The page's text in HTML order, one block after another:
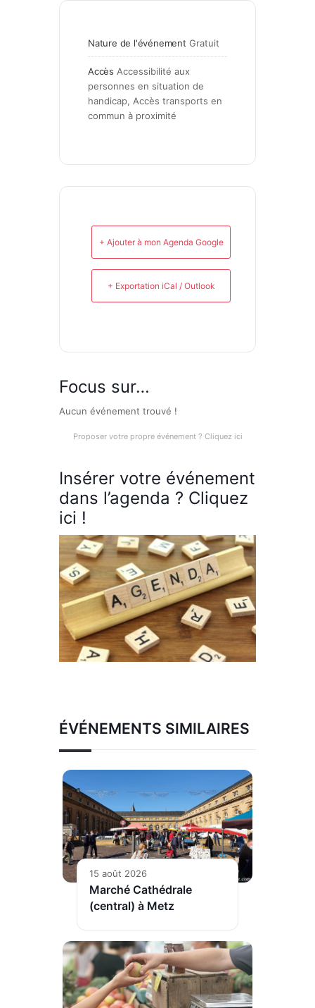
Nature de l'événement Gratuit
Accès Accessibilité aux
personnes en situation de
handicap, Accès transports en
commun à proximité
+ Ajouter à mon Agenda Google
+ Exportation iCal / Outlook
Focus sur…
Aucun événement trouvé !
Proposer votre propre événement ? Cliquez ici
Insérer votre événement
dans l’agenda ? Cliquez
ici !
ÉVÉNEMENTS SIMILAIRES
15 août 2026
Marché Cathédrale
(central) à Metz